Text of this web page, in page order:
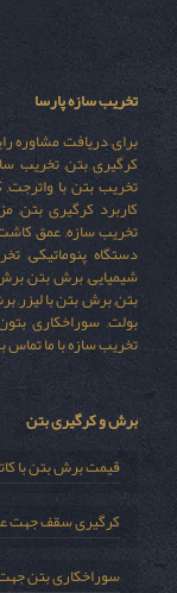
تخریب سازه پارسا
برای دریافت مشاوره
کرگیری بتن, تخریب
تخریب بتن با
کاربرد کرگیری بتن,
تخریب سازه, عمق
دستگاه پنوماتیکی,
شیمیایی, برش بتن,
بتن, برش بتن با لیزر,
بولت, سوراخکاری
تخریب سازه با ما تماس
برش و کرگیری بتن
قیمت برش بتن با
کرگیری سقف جهت
سوراخکاری بتن